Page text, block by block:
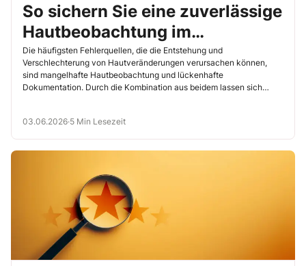
So sichern Sie eine zuverlässige
Hautbeobachtung im
Pflegealltag
Die häufigsten Fehlerquellen, die die Entstehung und
Verschlechterung von Hautveränderungen verursachen können,
sind mangelhafte Hautbeobachtung und lückenhafte
Dokumentation. Durch die Kombination aus beidem lassen sich
03.06.2026·5 Min Lesezeit